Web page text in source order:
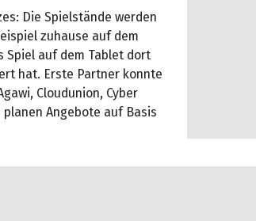
Die Spielstände werden
zuhause auf dem
Spiel auf dem Tablet dort
hat. Erste Partner konnte
Cloudunion, Cyber
Angebote auf Basis